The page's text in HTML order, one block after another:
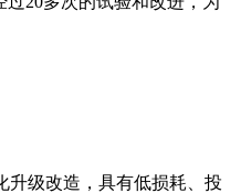
升级改造，具有低损耗、投